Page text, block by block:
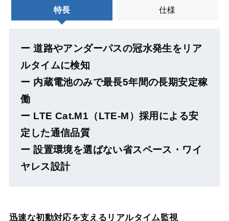
特長 仕様
ー 道路やアンダーパスの冠水発生をリア
ルタイムに検知
ー 内蔵電池のみで最長5年間の長期安定稼
働
ー LTE Cat.M1（LTE-M）採用による安
定した通信品質
ー 設置環境を選ばない省スペース・ワイ
ヤレス設計
迅速な初動対応を支えるリアルタイム監視